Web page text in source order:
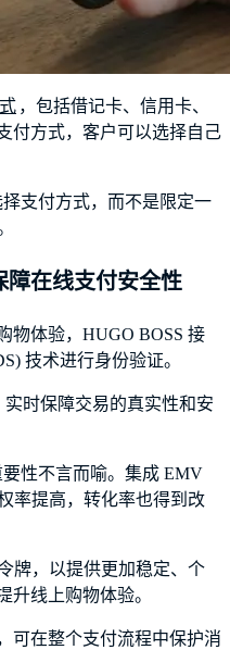
，包括借记卡、信用卡、
付方式，客户可以选择自己
支付方式，而不是限定一
障在线支付安全性
物体验，HUGO BOSS 接
技术进行身份验证。
时保障交易的真实性和安
性不言而喻。集成 EMV
率提高，转化率也得到改
牌，以提供更加稳定、个
升线上购物体验。
可在整个支付流程中保护消